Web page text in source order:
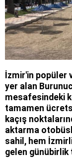
İzmir'in popüler
yer alan
mesafesindeki
tamamen
kaçış
aktarma
sahil, hem
gelen